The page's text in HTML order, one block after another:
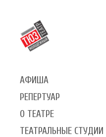
АФИША
РЕПЕРТУАР
О ТЕАТРЕ
ТЕАТРАЛЬНЫЕ СТУДИИ